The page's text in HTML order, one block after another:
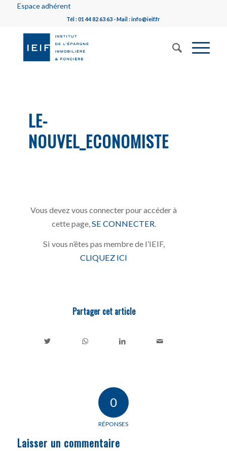
Espace adhérent
Tél : 01 44 82 63 63 - Mail : info@ieif.fr
LE-
NOUVEL_ECONOMISTE
Vous devez vous connecter pour accéder à
cette page, SE CONNECTER
Si vous n’êtes pas membre de l’IEIF,
CLIQUEZ ICI
Partager cet article
0
RÉPONSES
Laisser un commentaire